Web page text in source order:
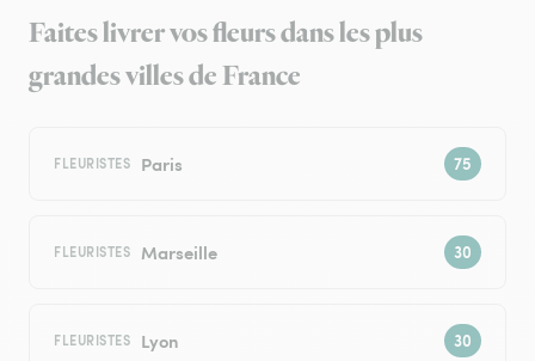
Faites livrer vos fleurs dans les plus
grandes villes de France
FLEURISTES Paris
FLEURISTES Marseille
FLEURISTES Lyon